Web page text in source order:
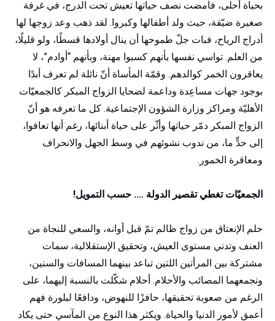
بحياة أحلى، فأمضت نصف حياتها تعيش تحت الدرج، في غرفة
صغيرة ضيّقة، حيث ولد أطفالها وكبروا. لقد ذهب وعد زوجها لها
أدراج الرياح، فبات جلّ طموحها أن ينال أولادها قسطًا، ولو قليلًا،
من العلم. تواسي نفسها بأنهم كسبوا مهنة، وبأنهم “أوادم”، لا
يعاقرون الخمر كوالدهم. وقمّة المأساة أنّ نائلة لم تعرف أبدًا
بوجود جهات مساعِدة وداعمة لضحايا الزواج المبكر كالجمعيّات
الأهليّة ومراكز وزارة الشؤون الإجتماعية. كل ما تعرفه هو أنّ
الزواج المبكر دمّر حياتها وأثّر على حياة أبنائها، رغم أنها تعافوا،
إلى حدٍّ ما، من ندوب نشوئهم في وسط الجهل والانحراف
ومعاقرة الخمور.
الجمعيّات تغطي تقصير الدولة …. حسب التمويل!
حلم الإنعتاق من زواج ظالم تمّ قبل أوانه، والسعي للنجاة من
العنف وتدني مستوى العيش، وتحقيق الإستقلالية، سمات
مشتركة بين المرأتين اللتين تباعد بينهما المسافات والسنين،
وتجمعهما المصائب والأحلام. أحلام شكّلت بالنسبة إليهما، على
الرغم من صعوبة تحقيقها، حافزًا للنهوض، ودافعًا لبلورة فهم
أعمق لأمور الدنيا والحياة. ويكثر هذا النوع من المآسي حتى يكاد